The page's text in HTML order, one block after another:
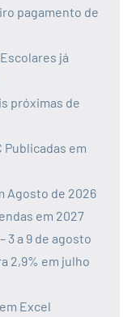
pagamento de
já
próximas de
Publicadas em
Agosto de 2026
em 2027
3 a 9 de agosto
2,9% em julho
Excel